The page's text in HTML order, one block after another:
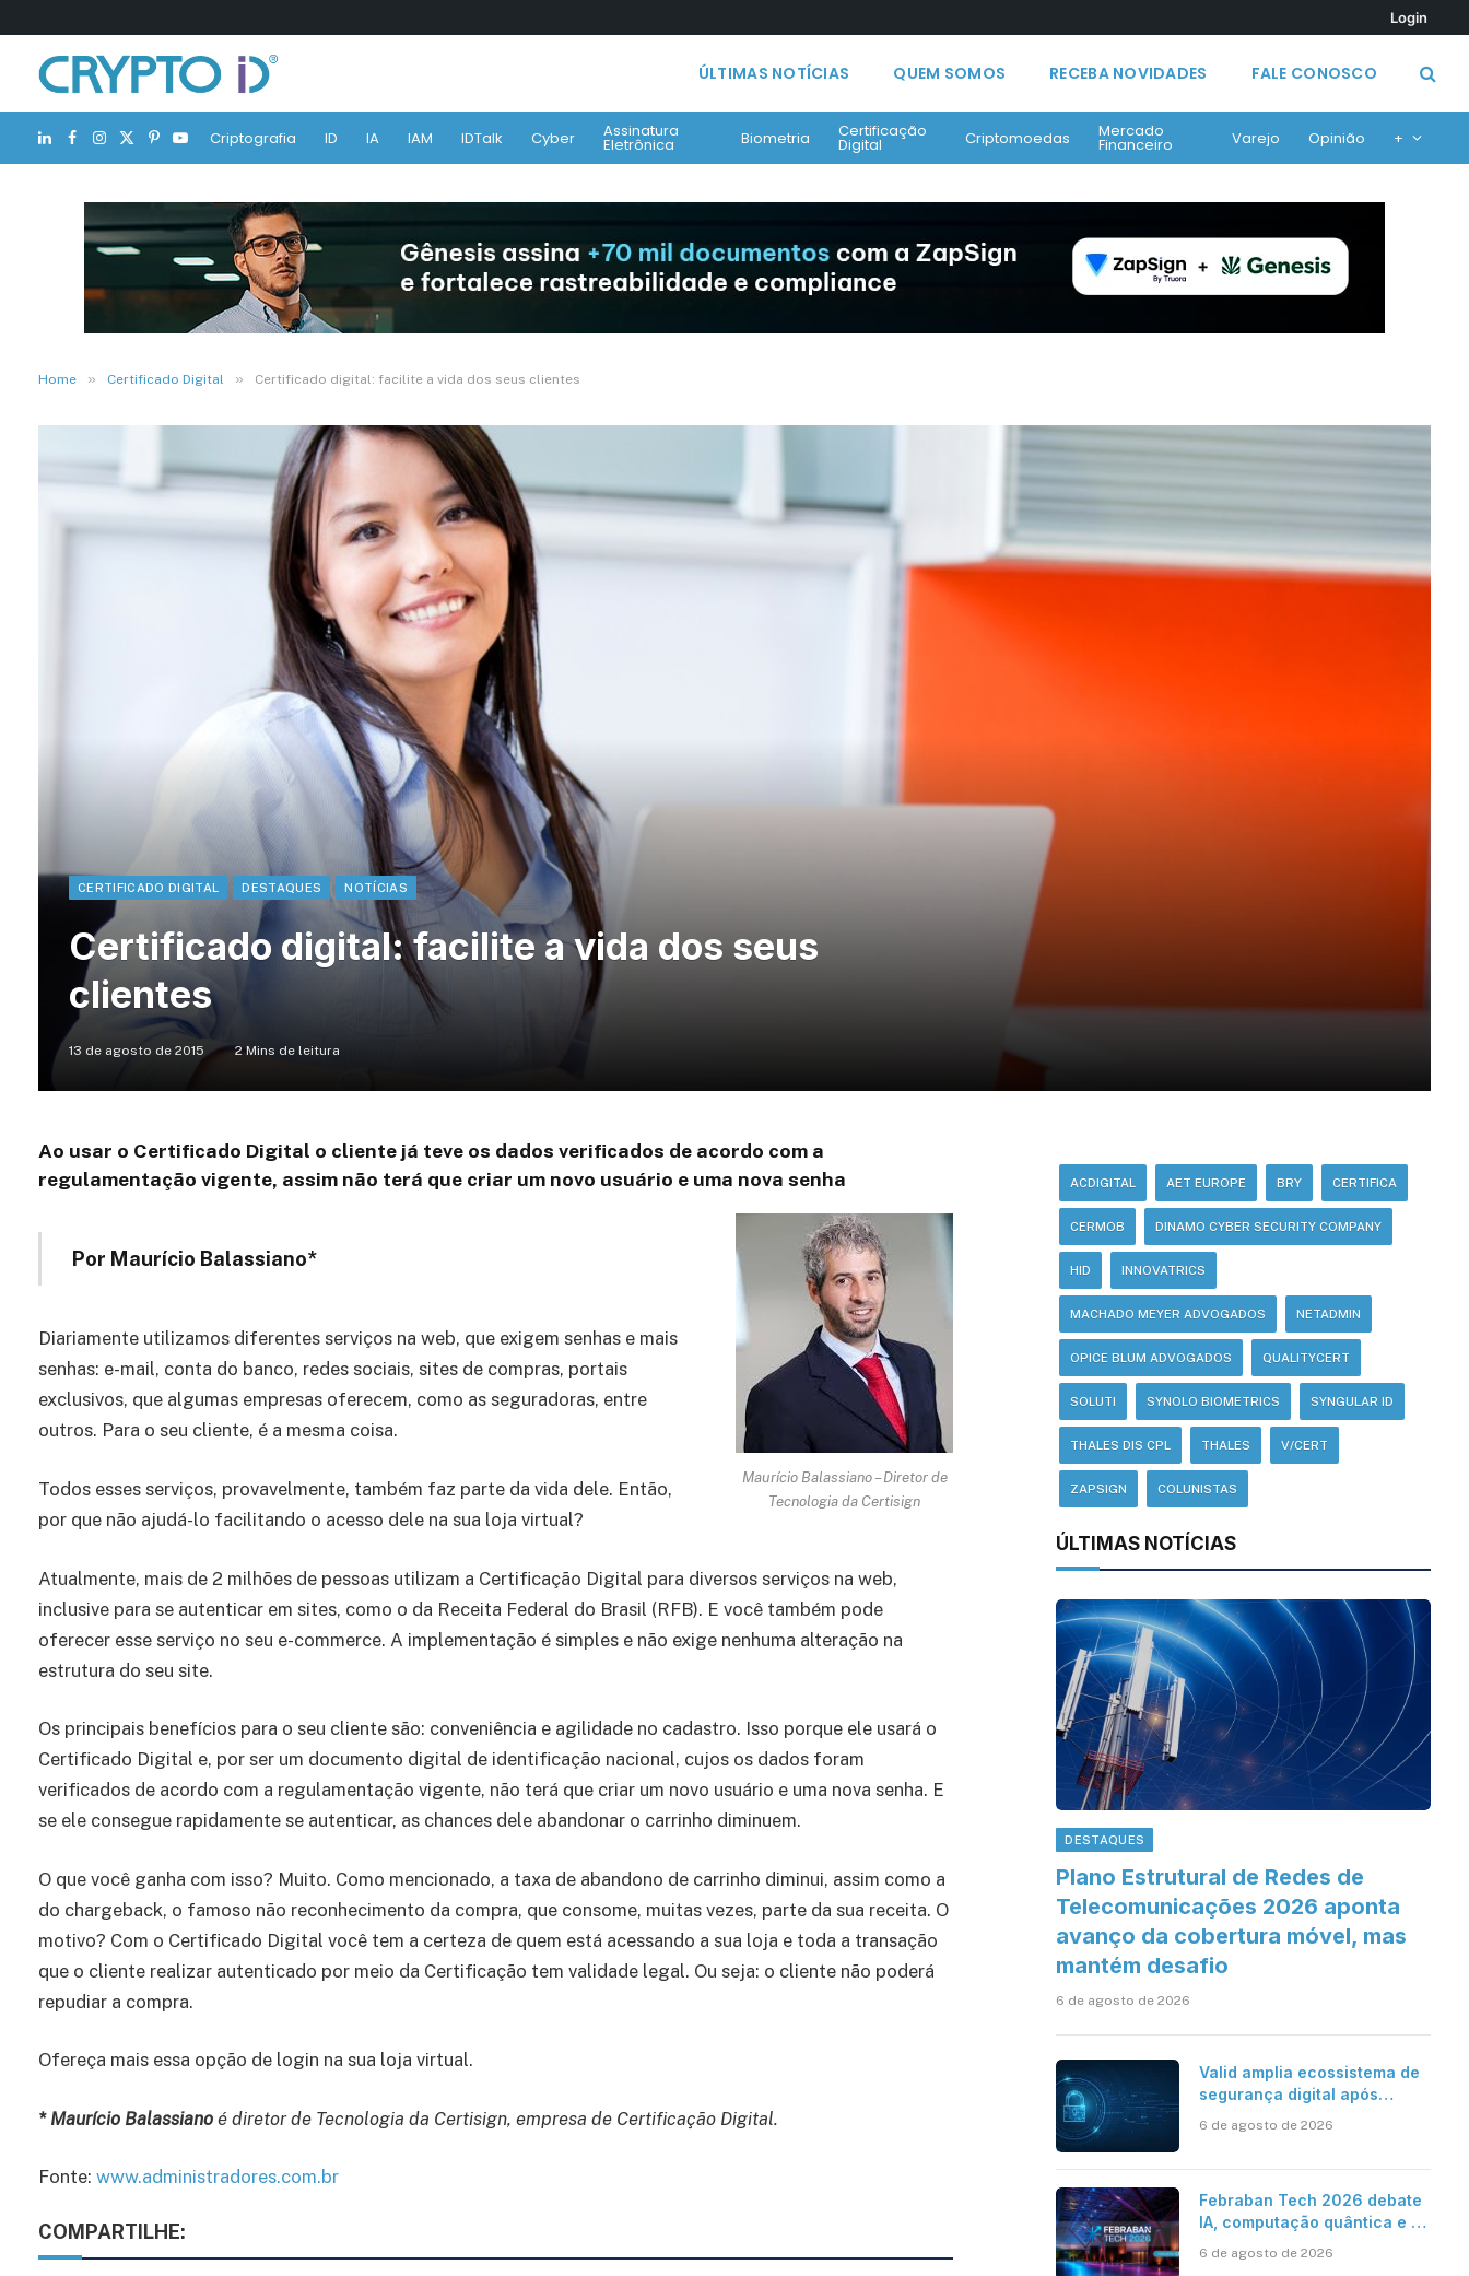
Login
ÚLTIMAS NOTÍCIAS QUEM SOMOS RECEBA NOVIDADES FALE CONOSCO
LinkedIn
Facebook
Instagram
X
(Twitter)
Pinterest
YouTubeCriptografia ID IA IAM IDTalk Cyber Assinatura
Eletrônica Biometria Certificação
Digital Criptomoedas Mercado
Financeiro Varejo Opinião +
Home » Certificado Digital » Certificado digital: facilite a vida dos seus clientes
CERTIFICADO DIGITAL DESTAQUES NOTÍCIAS
Certificado digital: facilite a vida dos seus
clientes
13 de agosto de 2015 2 Mins de leitura
Ao usar o Certificado Digital o cliente já teve os dados verificados de acordo com a
regulamentação vigente, assim não terá que criar um novo usuário e uma nova senha
Maurício Balassiano – Diretor de
Tecnologia da Certisign
Por Maurício Balassiano*
Diariamente utilizamos diferentes serviços na web, que exigem senhas e mais
senhas: e-mail, conta do banco, redes sociais, sites de compras, portais
exclusivos, que algumas empresas oferecem, como as seguradoras, entre
outros. Para o seu cliente, é a mesma coisa.
Todos esses serviços, provavelmente, também faz parte da vida dele. Então,
por que não ajudá-lo facilitando o acesso dele na sua loja virtual?
Atualmente, mais de 2 milhões de pessoas utilizam a Certificação Digital para diversos serviços na web,
inclusive para se autenticar em sites, como o da Receita Federal do Brasil (RFB). E você também pode
oferecer esse serviço no seu e-commerce. A implementação é simples e não exige nenhuma alteração na
estrutura do seu site.
Os principais benefícios para o seu cliente são: conveniência e agilidade no cadastro. Isso porque ele usará o
Certificado Digital e, por ser um documento digital de identificação nacional, cujos os dados foram
verificados de acordo com a regulamentação vigente, não terá que criar um novo usuário e uma nova senha. E
se ele consegue rapidamente se autenticar, as chances dele abandonar o carrinho diminuem.
O que você ganha com isso? Muito. Como mencionado, a taxa de abandono de carrinho diminui, assim como a
do chargeback, o famoso não reconhecimento da compra, que consome, muitas vezes, parte da sua receita. O
motivo? Com o Certificado Digital você tem a certeza de quem está acessando a sua loja e toda a transação
que o cliente realizar autenticado por meio da Certificação tem validade legal. Ou seja: o cliente não poderá
repudiar a compra.
Ofereça mais essa opção de login na sua loja virtual.
* Maurício Balassiano é diretor de Tecnologia da Certisign, empresa de Certificação Digital.
Fonte: www.administradores.com.br
COMPARTILHE:
ACDIGITAL AET EUROPE BRY CERTIFICA
CERMOB DINAMO CYBER SECURITY COMPANY
HID INNOVATRICS
MACHADO MEYER ADVOGADOS NETADMIN
OPICE BLUM ADVOGADOS QUALITYCERT
SOLUTI SYNOLO BIOMETRICS SYNGULAR ID
THALES DIS CPL THALES V/CERT
ZAPSIGN COLUNISTAS
ÚLTIMAS NOTÍCIAS
DESTAQUES
Plano Estrutural de Redes de
Telecomunicações 2026 aponta
avanço da cobertura móvel, mas
mantém desafio
6 de agosto de 2026
Valid amplia ecossistema de
segurança digital após
6 de agosto de 2026
Febraban Tech 2026 debate
IA, computação quântica e os
bancária
6 de agosto de 2026